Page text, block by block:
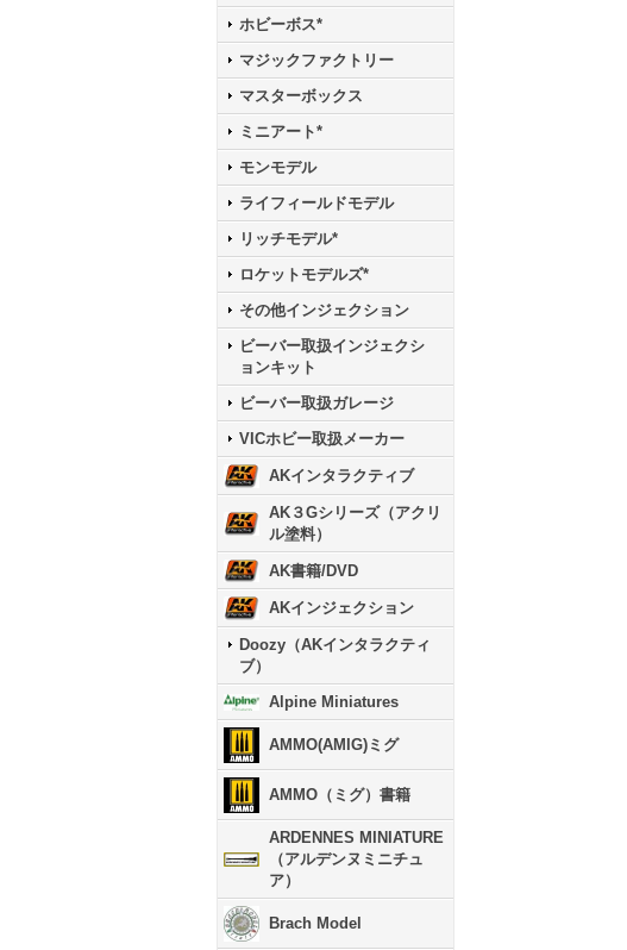
ホビーボス*
マジックファクトリー
マスターボックス
ミニアート*
モンモデル
ライフィールドモデル
リッチモデル*
ロケットモデルズ*
その他インジェクション
ビーバー取扱インジェクシ
ョンキット
ビーバー取扱ガレージ
VICホビー取扱メーカー
AKインタラクティブ
AK３Gシリーズ（アクリ
ル塗料）
AK書籍/DVD
AKインジェクション
Doozy（AKインタラクティ
ブ）
Alpine Miniatures
AMMO(AMIG)ミグ
AMMO（ミグ）書籍
ARDENNES MINIATURE
（アルデンヌミニチュ
ア）
Brach Model